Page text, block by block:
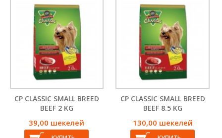
БИОЛОГИЧЕСКИ АКТИВНЫЕ
ДОБАВКИ
ЗАКУСКИ И СЛАДОСТИ
АВИАЦИОННЫЕ КЛЕТКИ
ПОДГОТОВКИ ВОДЫ И
ДЕЗИНФЕКЦИИ
ОСВЕЖИТЕЛИ ВОЗДУХА
CP CLASSIC SMALL BREED
BEEF 2 KG
39,00 шекелей
CP CLASSIC SMALL BREED
BEEF 8.5 KG
130,00 шекелей